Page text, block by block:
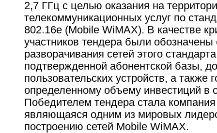
2,7 ГГц с целью оказания на
телекоммуникационных услуг по
802.16e (Mobile WiMAX). В качестве
участников тендера были обозначены
разворачивания сетей этого
подтвержденной абонентской базы,
пользовательских устройств, а также
определенному объему инвестиций в
Победителем тендера стала
являющаяся одним из мировых
построению сетей Mobile WiMAX.